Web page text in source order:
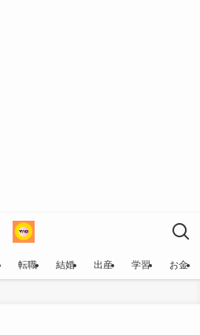
転職 結婚 出産 学習 お金